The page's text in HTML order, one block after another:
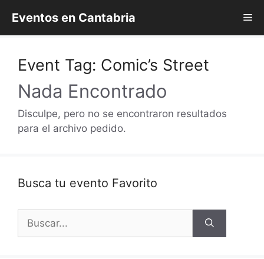
contenido
Eventos en Cantabria
Event Tag: Comic’s Street
Nada Encontrado
Disculpe, pero no se encontraron resultados
para el archivo pedido.
Busca tu evento Favorito
Buscar: